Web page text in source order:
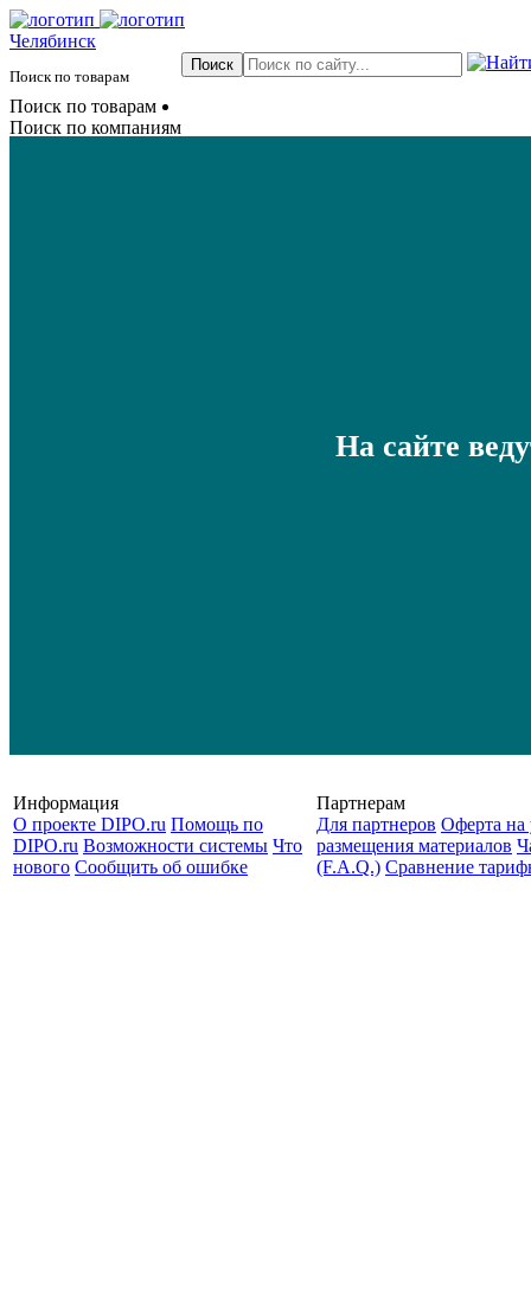
Челябинск
Поиск по товарам
Поиск по товарам
Поиск по компаниям
На сайте
Информация
О проекте DIPO.ru Помощь по
DIPO.ru Возможности системы Что
нового Сообщить об ошибке
Партнерам
Для партнеров Оферта на
размещения материалов
(F.A.Q.) Cравнение